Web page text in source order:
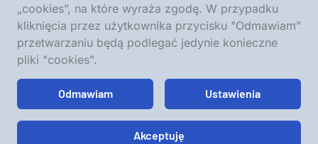
CZYTAJ WIĘCEJ »
2023-04-13
„cookies”, na które wyraża zgodę. W przypadku
kliknięcia przez użytkownika przycisku "Odmawiam"
przetwarzaniu będą podlegać jedynie konieczne
pliki "cookies".
Odmawiam Ustawienia
Akceptuję